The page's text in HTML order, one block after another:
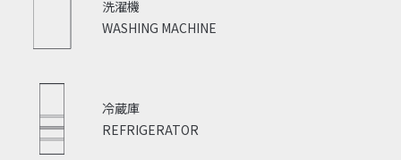
WASHING MACHINE
洗濯機
REFRIGERATOR
冷蔵庫